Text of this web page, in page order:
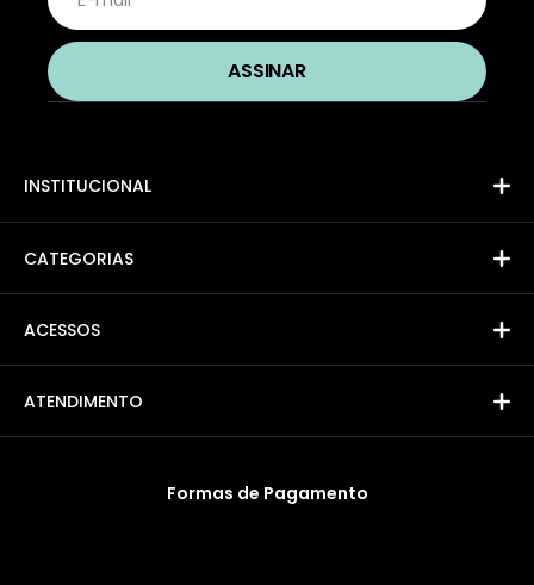
INSTITUCIONAL
CATEGORIAS
ACESSOS
ATENDIMENTO
Formas de Pagamento